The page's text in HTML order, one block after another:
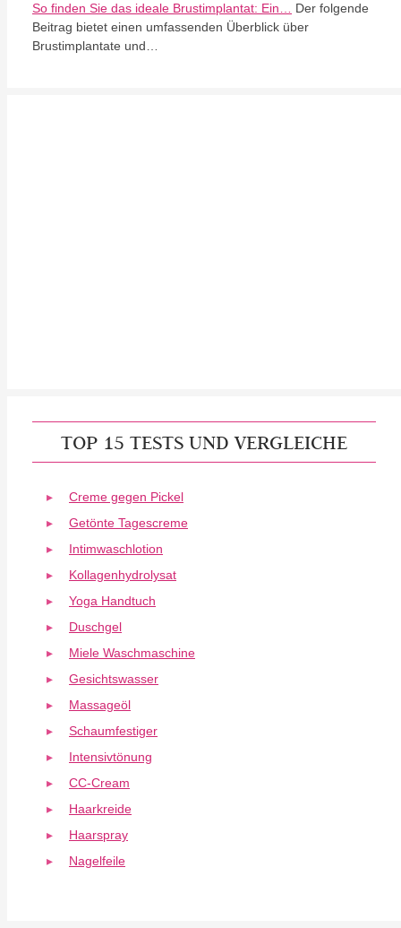
So finden Sie das ideale Brustimplantat: Ein…
Der folgende
Beitrag bietet einen umfassenden Überblick über
Brustimplantate und…
TOP 15 TESTS UND VERGLEICHE
Creme gegen Pickel
Getönte Tagescreme
Intimwaschlotion
Kollagenhydrolysat
Yoga Handtuch
Duschgel
Miele Waschmaschine
Gesichtswasser
Massageöl
Schaumfestiger
Intensivtönung
CC-Cream
Haarkreide
Haarspray
Nagelfeile